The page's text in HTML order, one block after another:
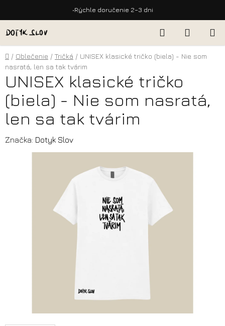
•Doprava zdarma nad 50 €
na
obsah
Hľadať
KOŠÍK
Domov
/ Oblečenie / Tričká / UNISEX klasické tričko (biela) - Nie som
nasratá, len sa tak tvárim
UNISEX klasické tričko
(biela) - Nie som nasratá,
len sa tak tvárim
Značka: Dotyk Slov